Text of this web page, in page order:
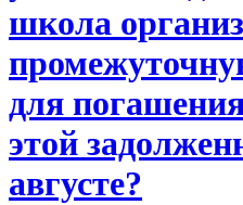
школа
для
этой
августе?